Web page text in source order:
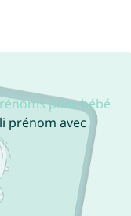
pour bébé
prénom avec